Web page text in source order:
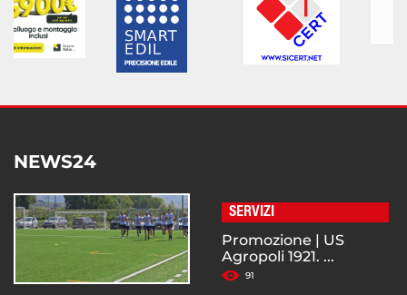
NEWS24
SERVIZI
Promozione | US
Agropoli 1921. ...
91